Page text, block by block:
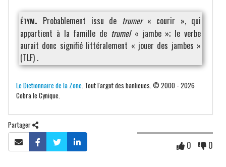
étym. Probablement issu de trumer« courir », qui
appartient à la famille de trumel« jambe »; le verbe
aurait donc signifié littéralement « jouer des jambes »
(TLF) .
Le Dictionnaire de la Zone . Tout l'argot des banlieues. © 2000 - 2026
Cobra le Cynique.
Partager
0 0